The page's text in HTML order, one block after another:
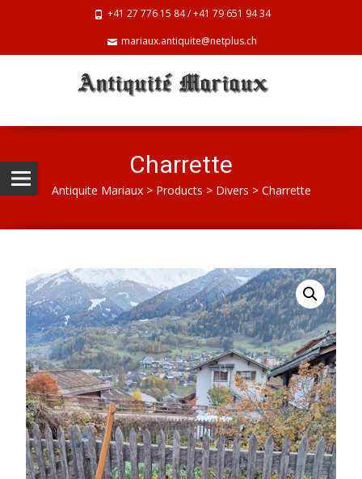
+41 27 776 15 84 / +41 79 651 94 34
mariaux.antiquite@netplus.ch
Charrette
Antiquite Mariaux> Products > Divers > Charrette